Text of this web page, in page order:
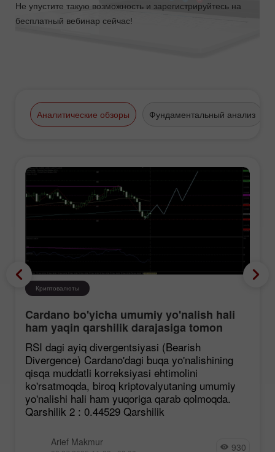
Не упустите такую возможность и зарегистрируйтесь на
бесплатный вебинар сейчас!
Аналитические обзоры Фундаментальный анализ
Криптовалюты
Cardano bo'yicha umumiy yo'nalish hali
ham yaqin qarshilik darajasiga tomon
mustahkamlanmoqda, garchi korreksiya
ehtimoli mavjud bo'lsa ham.
RSI dagi ayiq divergentsiyasi (Bearish
Divergence) Cardano'dagi buqa yo'nalishining
qisqa muddatli korreksiyasi ehtimolini
ko'rsatmoqda, biroq kriptovalyutaning umumiy
yo'nalishi hali ham yuqoriga qarab qolmoqda.
Qarshilik 2 : 0.44529 Qarshilik
Arief Makmur 930